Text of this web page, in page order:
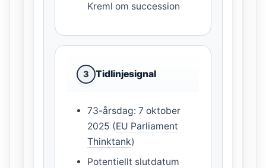
Kreml om succession
3 Tidlinjesignal
73-årsdag: 7 oktober
2025 (EU Parliament
Thinktank)
Potentiellt slutdatum